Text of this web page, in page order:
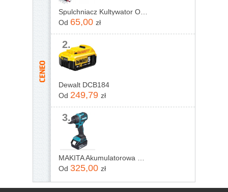
Od 65,00 zł
2.
Dewalt DCB184
Od 249,79 zł
3.
Od 325,00 zł